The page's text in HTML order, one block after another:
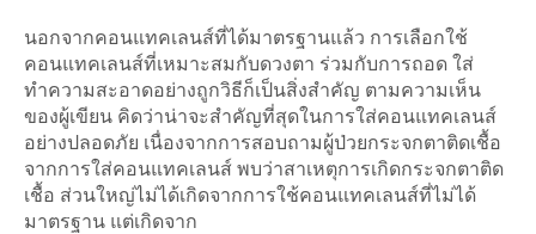
นอกจากคอนแทคเลนส์ที่ได้มาตรฐานแล้ว การเลือกใช้
คอนแทคเลนส์ที่เหมาะสมกับดวงตา ร่วมกับการถอด ใส่
ทำความสะอาดอย่างถูกวิธีก็เป็นสิ่งสำคัญ ตามความเห็น
ของผู้เขียน คิดว่าน่าจะสำคัญที่สุดในการใส่คอนแทคเลนส์
อย่างปลอดภัย เนื่องจากการสอบถามผู้ป่วยกระจกตาติดเชื้อ
จากการใส่คอนแทคเลนส์ พบว่าสาเหตุการเกิดกระจกตาติด
เชื้อ ส่วนใหญ่ไม่ได้เกิดจากการใช้คอนแทคเลนส์ที่ไม่ได้
มาตรฐาน แต่เกิดจาก